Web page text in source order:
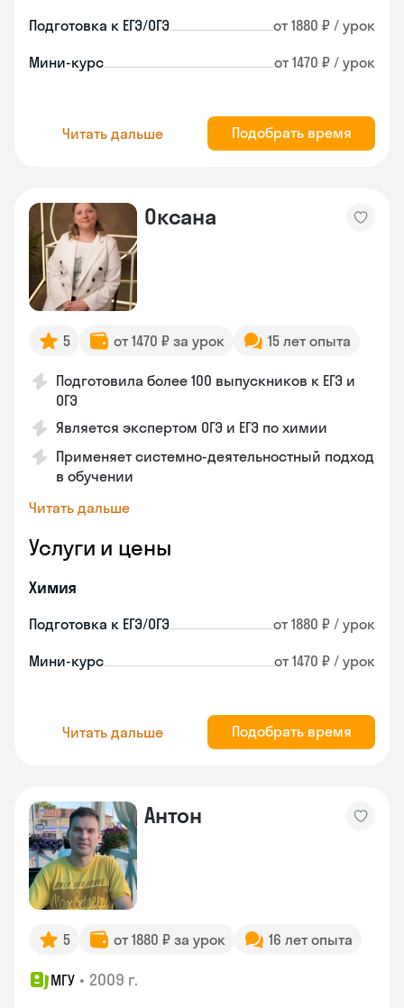
Подготовка к ЕГЭ/ОГЭ от 1880 ₽ / урок
Мини-курс от 1470 ₽ / урок
Читать дальше Подобрать время
Оксана
5 от 1470 ₽ за урок 15 лет опыта
Подготовила более 100 выпускников к ЕГЭ и
ОГЭ
Является экспертом ОГЭ и ЕГЭ по химии
Применяет системно-деятельностный подход
в обучении
Читать дальше
Услуги и цены
Химия
Подготовка к ЕГЭ/ОГЭ от 1880 ₽ / урок
Мини-курс от 1470 ₽ / урок
Читать дальше Подобрать время
Антон
5 от 1880 ₽ за урок 16 лет опыта
МГУ • 2009 г.